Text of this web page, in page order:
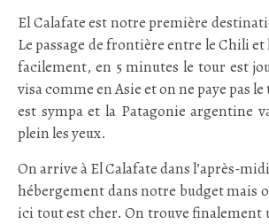
El Calafate est notre première destination en Argentine.
Le passage de frontière entre le Chili et
facilement, en 5 minutes le tour est
visa comme en Asie et on ne paye pas
est sympa et la Patagonie argentine
plein les yeux.
On arrive à El Calafate dans l’après-
hébergement dans notre budget mais
ici tout est cher. On trouve finalement